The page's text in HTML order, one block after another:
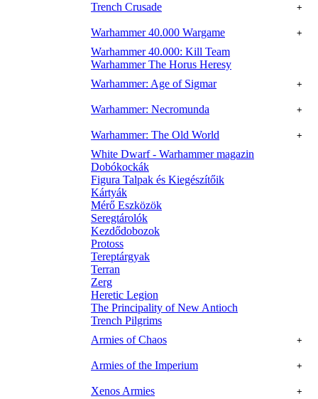
Trench Crusade
+
Warhammer 40.000 Wargame +
Warhammer 40.000: Kill Team
Warhammer The Horus Heresy
Warhammer: Age of Sigmar
+
Warhammer: Necromunda +
Warhammer: The Old World +
White Dwarf - Warhammer magazin
Dobókockák
Figura Talpak és Kiegészítőik
Kártyák
Mérő Eszközök
Seregtárolók
Kezdődobozok
Protoss
Tereptárgyak
Terran
Zerg
Heretic Legion
The Principality of New Antioch
Trench Pilgrims
Armies of Chaos
+
Armies of the Imperium +
Xenos Armies +